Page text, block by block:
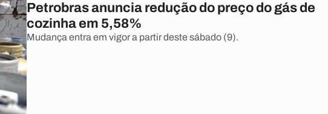
Petrobras anuncia redução do preço do gás de
cozinha em 5,58%
Mudança entra em vigor a partir deste sábado (9).